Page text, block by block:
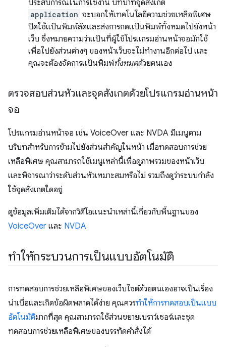
ประสบการณ์ในการใช้งาน บทบาทจุดสังเกต
application จะบอกให้เทคโนโลยีความช่วยเหลือพิเศษ
ปิดใช้แป้นพิมพ์ลัดและส่งการกดแป้นพิมพ์ทั้งหมดไปยังหน้า
เว็บ ซึ่งหมายความว่าแป้นที่ผู้ใช้โปรแกรมอ่านหน้าจอมักใช้
เพื่อไปยังส่วนต่างๆ ของหน้าเว็บจะไม่ทำงานอีกต่อไป และ
คุณจะต้องจัดการแป้นพิมพ์ทั้งหมดด้วยตนเอง
ตรวจสอบส่วนหัวและจุดสังเกตด้วยโปรแกรมอ่านหน้า
จอ
โปรแกรมอ่านหน้าจอ เช่น VoiceOver และ NVDA มีเมนูตาม
บริบทสำหรับการข้ามไปยังส่วนสำคัญในหน้า เมื่อทดสอบการช่วย
เหลือพิเศษ คุณสามารถใช้เมนูเหล่านี้เพื่อดูภาพรวมของหน้าเว็บ
และพิจารณาว่าระดับส่วนหัวเหมาะสมหรือไม่ รวมถึงดูว่าระบบกำลัง
ใช้จุดสังเกตใดอยู่
ดูข้อมูลเพิ่มเติมได้จากวิดีโอแนะนำเหล่านี้เกี่ยวกับพื้นฐานของ
VoiceOver และ NVDA
ทำให้กระบวนการเป็นแบบอัตโนมัติ
การทดสอบการช่วยเหลือพิเศษของเว็บไซต์ด้วยตนเองอาจเป็นเรื่อง
น่าเบื่อและเกิดข้อผิดพลาดได้ง่าย คุณควรทำให้การทดสอบเป็นแบบ
อัตโนมัติมากที่สุด คุณสามารถใช้ส่วนขยายเบราว์เซอร์และชุด
ทดสอบการช่วยเหลือพิเศษของบรรทัดคำสั่งได้